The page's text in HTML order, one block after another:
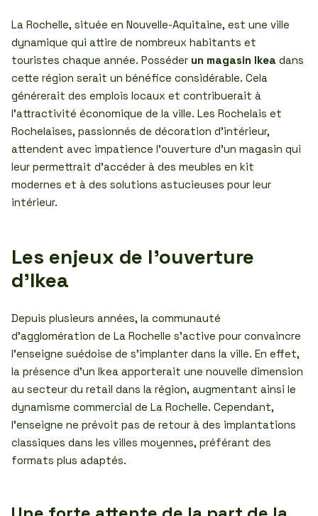
La Rochelle, située en Nouvelle-Aquitaine, est une ville
dynamique qui attire de nombreux habitants et
touristes chaque année. Posséder un magasin Ikea dans
cette région serait un bénéfice considérable. Cela
générerait des emplois locaux et contribuerait à
l’attractivité économique de la ville. Les Rochelais et
Rochelaises, passionnés de décoration d’intérieur,
attendent avec impatience l’ouverture d’un magasin qui
leur permettrait d’accéder à des meubles en kit
modernes et à des solutions astucieuses pour leur
intérieur.
Les enjeux de l’ouverture
d’Ikea
Depuis plusieurs années, la communauté
d’agglomération de La Rochelle s’active pour convaincre
l’enseigne suédoise de s’implanter dans la ville. En effet,
la présence d’un Ikea apporterait une nouvelle dimension
au secteur du retail dans la région, augmentant ainsi le
dynamisme commercial de La Rochelle. Cependant,
l’enseigne ne prévoit pas de retour à des implantations
classiques dans les villes moyennes, préférant des
formats plus adaptés.